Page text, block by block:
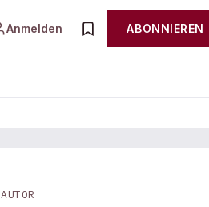
Anmelden ABONNIEREN
AUTOR